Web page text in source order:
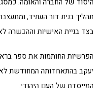
תהליך בנית דור העתיד,
בצד בניית האישיות וההכשרה
הפרשיות החותמות את ספר
יעקב בהתאחדותה המחודשת
המייסדת של העם היהודי.